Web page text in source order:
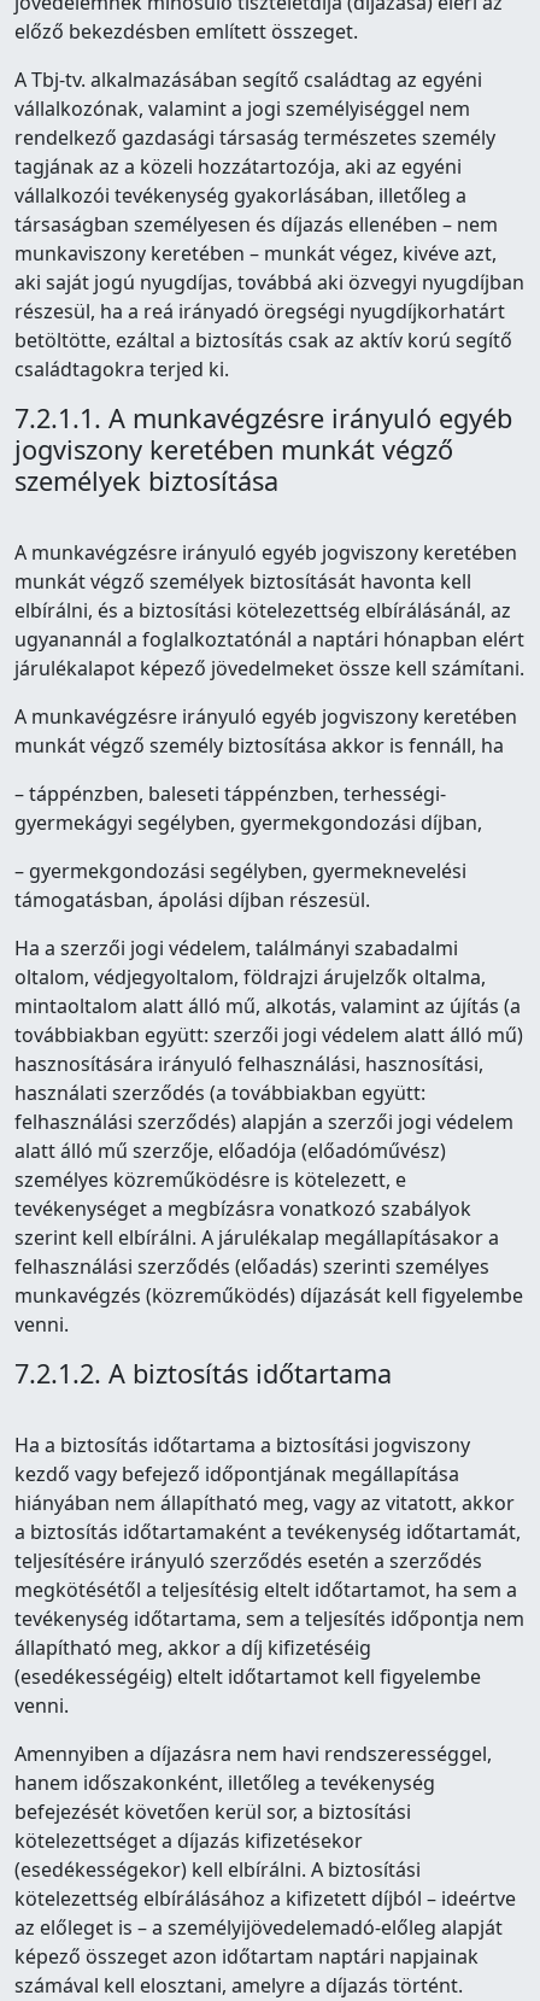
előző bekezdésben említett összeget.
A Tbj-tv. alkalmazásában segítő családtag az egyéni
vállalkozónak, valamint a jogi személyiséggel nem
rendelkező gazdasági társaság természetes személy
tagjának az a közeli hozzátartozója, aki az egyéni
vállalkozói tevékenység gyakorlásában, illetőleg a
társaságban személyesen és díjazás ellenében – nem
munkaviszony keretében – munkát végez, kivéve azt,
aki saját jogú nyugdíjas, továbbá aki özvegyi nyugdíjban
részesül, ha a reá irányadó öregségi nyugdíjkorhatárt
betöltötte, ezáltal a biztosítás csak az aktív korú segítő
családtagokra terjed ki.
7.2.1.1. A munkavégzésre irányuló egyéb
jogviszony keretében munkát végző
személyek biztosítása
A munkavégzésre irányuló egyéb jogviszony keretében
munkát végző személyek biztosítását havonta kell
elbírálni, és a biztosítási kötelezettség elbírálásánál, az
ugyanannál a foglalkoztatónál a naptári hónapban elért
járulékalapot képező jövedelmeket össze kell számítani.
A munkavégzésre irányuló egyéb jogviszony keretében
munkát végző személy biztosítása akkor is fennáll, ha
– táppénzben, baleseti táppénzben, terhességi-
gyermekágyi segélyben, gyermekgondozási díjban,
– gyermekgondozási segélyben, gyermeknevelési
támogatásban, ápolási díjban részesül.
Ha a szerzői jogi védelem, találmányi szabadalmi
oltalom, védjegyoltalom, földrajzi árujelzők oltalma,
mintaoltalom alatt álló mű, alkotás, valamint az újítás (a
továbbiakban együtt: szerzői jogi védelem alatt álló mű)
hasznosítására irányuló felhasználási, hasznosítási,
használati szerződés (a továbbiakban együtt:
felhasználási szerződés) alapján a szerzői jogi védelem
alatt álló mű szerzője, előadója (előadóművész)
személyes közreműködésre is kötelezett, e
tevékenységet a megbízásra vonatkozó szabályok
szerint kell elbírálni. A járulékalap megállapításakor a
felhasználási szerződés (előadás) szerinti személyes
munkavégzés (közreműködés) díjazását kell figyelembe
venni.
7.2.1.2. A biztosítás időtartama
Ha a biztosítás időtartama a biztosítási jogviszony
kezdő vagy befejező időpontjának megállapítása
hiányában nem állapítható meg, vagy az vitatott, akkor
a biztosítás időtartamaként a tevékenység időtartamát,
teljesítésére irányuló szerződés esetén a szerződés
megkötésétől a teljesítésig eltelt időtartamot, ha sem a
tevékenység időtartama, sem a teljesítés időpontja nem
állapítható meg, akkor a díj kifizetéséig
(esedékességéig) eltelt időtartamot kell figyelembe
venni.
Amennyiben a díjazásra nem havi rendszerességgel,
hanem időszakonként, illetőleg a tevékenység
befejezését követően kerül sor, a biztosítási
kötelezettséget a díjazás kifizetésekor
(esedékességekor) kell elbírálni. A biztosítási
kötelezettség elbírálásához a kifizetett díjból – ideértve
az előleget is – a személyijövedelemadó-előleg alapját
képező összeget azon időtartam naptári napjainak
számával kell elosztani, amelyre a díjazás történt.